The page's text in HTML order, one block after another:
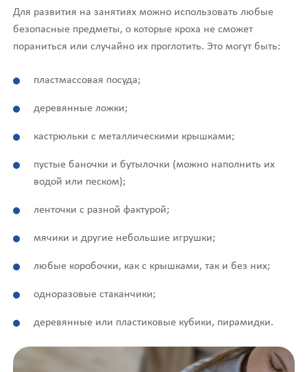
Для развития на занятиях можно использовать любые
безопасные предметы, о которые кроха не сможет
пораниться или случайно их проглотить. Это могут быть:
пластмассовая посуда;
деревянные ложки;
кастрюльки с металлическими крышками;
пустые баночки и бутылочки (можно наполнить их
водой или песком);
ленточки с разной фактурой;
мячики и другие небольшие игрушки;
любые коробочки, как с крышками, так и без них;
одноразовые стаканчики;
деревянные или пластиковые кубики, пирамидки.